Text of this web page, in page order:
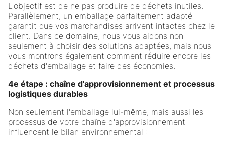
L'objectif est de ne pas produire de déchets inutiles.
Parallèlement, un emballage parfaitement adapté
garantit que vos marchandises arrivent intactes chez le
client. Dans ce domaine, nous vous aidons non
seulement à choisir des solutions adaptées, mais nous
vous montrons également comment réduire encore les
déchets d'emballage et faire des économies.
4e étape : chaîne d'approvisionnement et processus
logistiques durables
Non seulement l'emballage lui-même, mais aussi les
processus de votre chaîne d'approvisionnement
influencent le bilan environnemental :